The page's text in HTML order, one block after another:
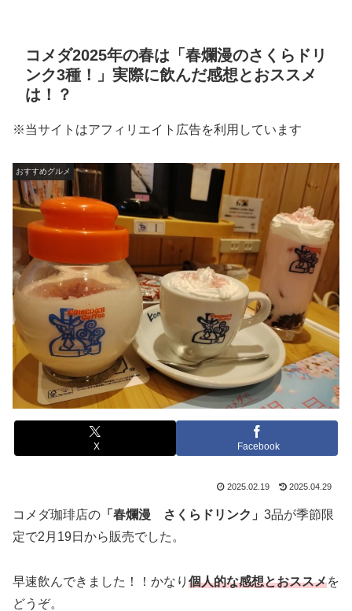
コメダ2025年の春は「春爛漫のさくらドリ
ンク3種！」実際に飲んだ感想とおススメ
は！？
※当サイトはアフィリエイト広告を利用しています
おすすめグルメ
X Facebook
2025.02.19 2025.04.29
コメダ珈琲店の 「春爛漫 さくらドリンク」 3品が季節限
定で2月19日から販売でした。
早速飲んできました！！かなり 個人的な感想とおススメを
どうぞ。